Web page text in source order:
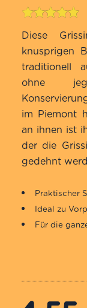
5.00von 5,
basierend
auf
Diese
knusprigen
traditionell
ohne
im Piemont
an ihnen ist
der die
gedehnt
Praktischer
Ideal zu
Für die